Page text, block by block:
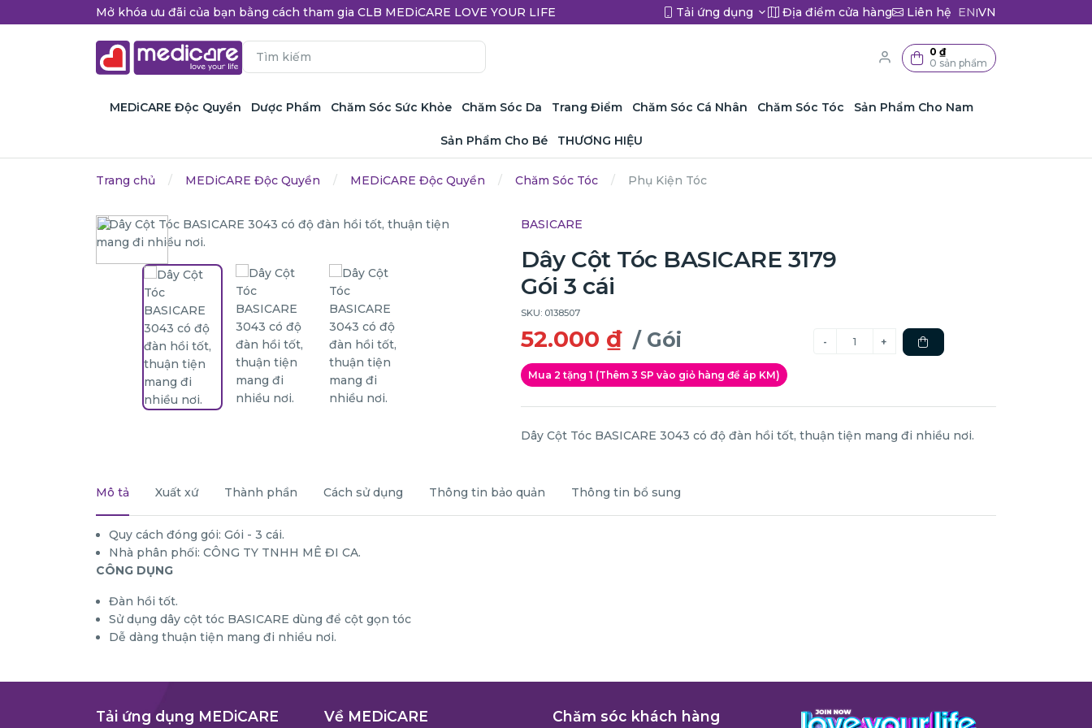
Mở khóa ưu đãi của bạn bằng cách tham gia CLB MEDiCARE LOVE YOUR LIFE Tải ứng dụng Địa điểm cửa hàng Liên hệ EN|VN
0 ₫
0 sản phẩm
MEDiCARE Độc Quyền Dược Phẩm Chăm Sóc Sức Khỏe Chăm Sóc Da Trang Điểm Chăm Sóc Cá Nhân Chăm Sóc Tóc Sản Phẩm Cho Nam
Sản Phẩm Cho Bé THƯƠNG HIỆU
Trang chủ MEDiCARE Độc Quyền MEDiCARE Độc Quyền Chăm Sóc Tóc Phụ Kiện Tóc
BASICARE
Dây Cột Tóc BASICARE 3179
Gói 3 cái
SKU: 0138507
52.000 ₫ / Gói
Mua 2 tặng 1 (Thêm 3 SP vào giỏ hàng để áp KM)
Dây Cột Tóc BASICARE 3043 có độ đàn hồi tốt, thuận tiện mang đi nhiều nơi.
Mô tả Xuất xứ Thành phần Cách sử dụng Thông tin bảo quản Thông tin bổ sung
Quy cách đóng gói: Gói - 3 cái.
Nhà phân phối: CÔNG TY TNHH MÊ ĐI CA.
CÔNG DỤNG
Đàn hồi tốt.
Sử dụng dây cột tóc BASICARE dùng để cột gọn tóc
Dễ dàng thuận tiện mang đi nhiều nơi.
Tải ứng dụng MEDiCARE Về MEDiCARE Chăm sóc khách hàng